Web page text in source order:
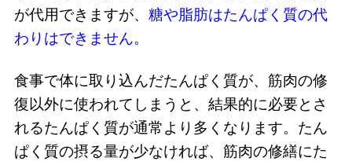
が代用できますが、 糖や脂肪はたんぱく質の代
わりはできません。
食事で体に取り込んだたんぱく質が、筋肉の修
復以外に使われてしまうと、結果的に必要とさ
れるたんぱく質が通常より多くなります。たん
ぱく質の摂る量が少なければ、筋肉の修繕にた